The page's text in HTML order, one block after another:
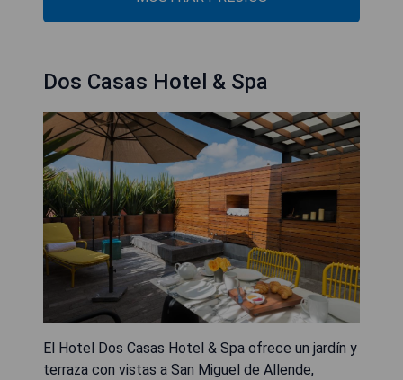
Dos Casas Hotel & Spa
El Hotel Dos Casas Hotel & Spa ofrece un jardín y
terraza con vistas a San Miguel de Allende,